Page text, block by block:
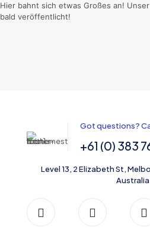
Hier bahnt sich etwas Großes an!
bald veröffentlicht!
Got questions?
+61 (0) 383
Level 13, 2 Elizabeth St,
Australia